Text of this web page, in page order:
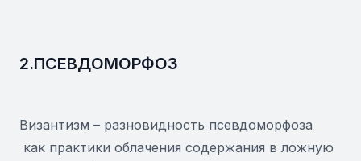
2.ПСЕВДОМОРФОЗ
Византизм – разновидность псевдоморфоза
как практики облачения содержания в ложную